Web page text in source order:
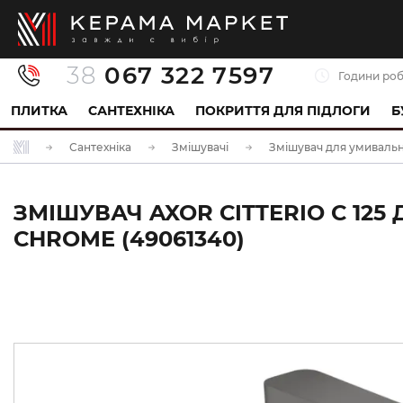
38 067 322 7597 Години
ПЛИТКА САНТЕХНІКА ПОКРИТТЯ ДЛЯ ПІДЛОГИ
Сантехніка Змішувачі Змішувач для
ЗМІШУВАЧ AXOR CITTERIO C
CHROME (49061340)